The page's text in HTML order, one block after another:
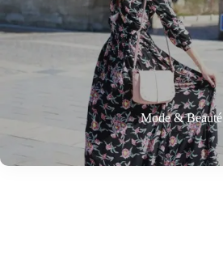
Mode & Beauté